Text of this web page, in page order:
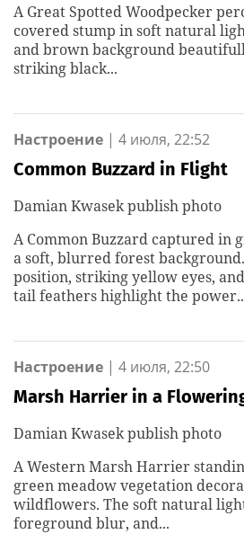
A Great Spotted Woodpecker
covered stump in soft natural
and brown background
striking black...
Настроение | 4 июля, 22:52
Common Buzzard in Flight
Damian Kwasek publish photo
A Common Buzzard captured in
a soft, blurred forest
position, striking yellow eyes,
tail feathers highlight the
Настроение | 4 июля, 22:50
Marsh Harrier in a
Damian Kwasek publish photo
A Western Marsh Harrier
green meadow vegetation
wildflowers. The soft natural
foreground blur, and...